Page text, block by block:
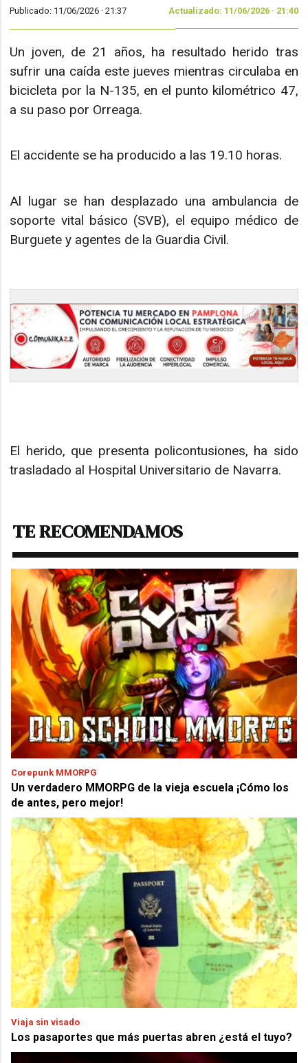
Publicado: 11/06/2026 ·21:37 Actualizado: 11/06/2026 · 21:40
Un joven, de 21 años, ha resultado herido tras
sufrir una caída este jueves mientras circulaba en
bicicleta por la N-135, en el punto kilométrico 47,
a su paso por Orreaga.
El accidente se ha producido a las 19.10 horas.
Al lugar se han desplazado una ambulancia de
soporte vital básico (SVB), el equipo médico de
Burguete y agentes de la Guardia Civil.
El herido, que presenta policontusiones, ha sido
trasladado al Hospital Universitario de Navarra.
TE RECOMENDAMOS
Corepunk MMORPG
Un verdadero MMORPG de la vieja escuela ¡Cómo los
de antes, pero mejor!
Viaja sin visado
Los pasaportes que más puertas abren ¿está el tuyo?